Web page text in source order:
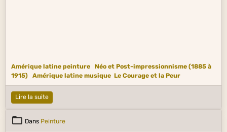
Amérique latine peinture
Néo et Post-impressionnisme (1885 à
1915)
Amérique latine musique Le Courage et la Peur
Lire la suite
Dans Peinture